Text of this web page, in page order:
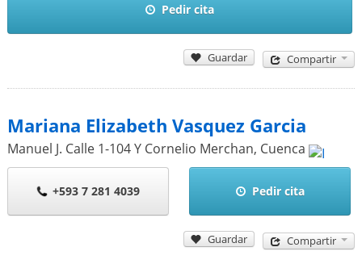
Pedir cita
Guardar Compartir
Mariana Elizabeth Vasquez Garcia
Manuel J. Calle 1-104 Y Cornelio Merchan, Cuenca
+593 7 281 4039 Pedir cita
Guardar Compartir